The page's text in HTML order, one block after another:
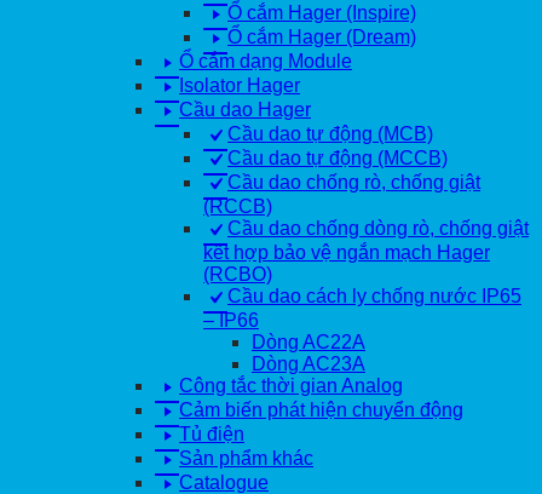
Ổ cắm Hager (Inspire)
Ổ cắm Hager (Dream)
Ổ cắm dạng Module
Isolator Hager
Cầu dao Hager
Cầu dao tự động (MCB)
Cầu dao tự động (MCCB)
Cầu dao chống rò, chống giật
(RCCB)
Cầu dao chống dòng rò, chống giật
kết hợp bảo vệ ngắn mạch Hager
(RCBO)
Cầu dao cách ly chống nước IP65
– IP66
Dòng AC22A
Dòng AC23A
Công tắc thời gian Analog
Cảm biến phát hiện chuyển động
Tủ điện
Sản phẩm khác
Catalogue